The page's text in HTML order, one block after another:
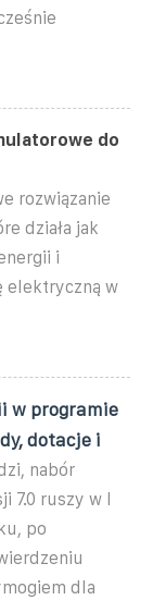
do
rozwiązanie
działa jak
i
elektryczną w
w programie
dotacje i
nabór
7.0 ruszy w I
po
dla